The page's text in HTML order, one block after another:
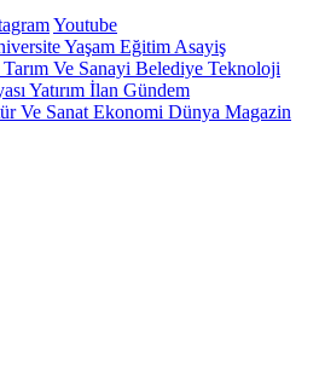
Youtube
Yaşam Eğitim Asayiş
Tarım Ve Sanayi Belediye Teknoloji
Yatırım İlan Gündem
Ve Sanat Ekonomi Dünya Magazin